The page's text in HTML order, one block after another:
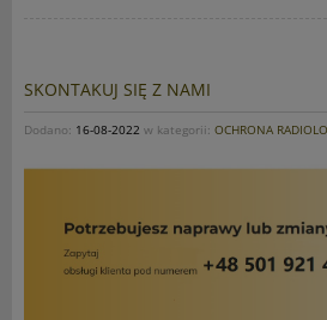
SKONTAKUJ SIĘ Z NAMI
Dodano: 16-08-2022 w kategorii: OCHRONA